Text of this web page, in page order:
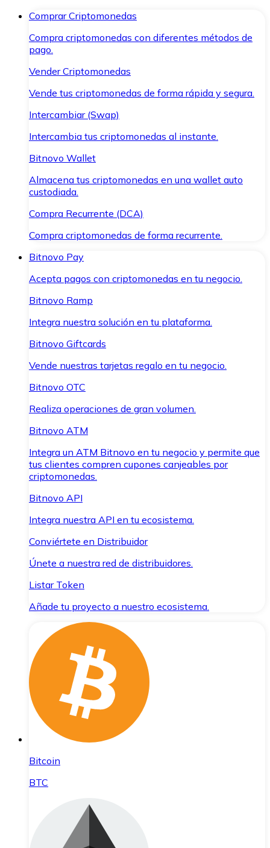
Comprar Criptomonedas
Compra criptomonedas con diferentes métodos de
pago.
Vender Criptomonedas
Vende tus criptomonedas de forma rápida y segura.
Intercambiar (Swap)
Intercambia tus criptomonedas al instante.
Bitnovo Wallet
Almacena tus criptomonedas en una wallet auto
custodiada.
Compra Recurrente (DCA)
Compra criptomonedas de forma recurrente.
Bitnovo Pay
Acepta pagos con criptomonedas en tu negocio.
Bitnovo Ramp
Integra nuestra solución en tu plataforma.
Bitnovo Giftcards
Vende nuestras tarjetas regalo en tu negocio.
Bitnovo OTC
Realiza operaciones de gran volumen.
Bitnovo ATM
Integra un ATM Bitnovo en tu negocio y permite que
tus clientes compren cupones canjeables por
criptomonedas.
Bitnovo API
Integra nuestra API en tu ecosistema.
Conviértete en Distribuidor
Únete a nuestra red de distribuidores.
Listar Token
Añade tu proyecto a nuestro ecosistema.
Bitcoin
BTC